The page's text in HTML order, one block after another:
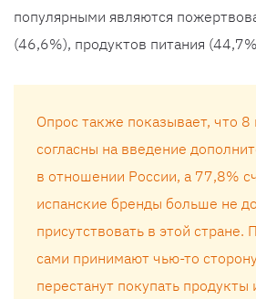
популярными являются
(46,6%), продуктов питания
Опрос также показывает, что 8
согласны на введение
в отношении России, а 77,8%
испанские бренды больше не
присутствовать в этой стране.
сами принимают чью-то
перестанут покупать продукты